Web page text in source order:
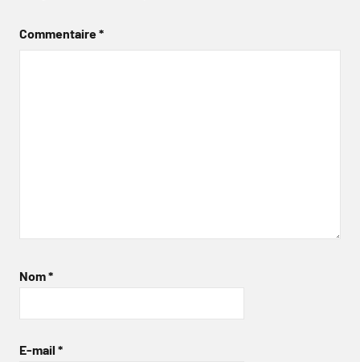
Commentaire*
Nom*
E-mail *